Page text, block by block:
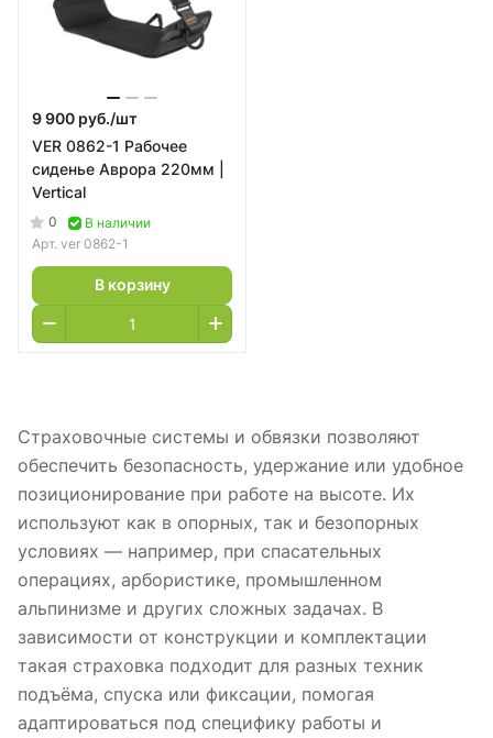
9 900 руб./шт
VER 0862-1 Рабочее
сиденье Аврора 220мм |
Vertical
0
В наличии
Арт. ver 0862-1
В корзину
Страховочные системы и обвязки позволяют
обеспечить безопасность, удержание или удобное
позиционирование при работе на высоте. Их
используют как в опорных, так и безопорных
условиях — например, при спасательных
операциях, арбористике, промышленном
альпинизме и других сложных задачах. В
зависимости от конструкции и комплектации
такая страховка подходит для разных техник
подъёма, спуска или фиксации, помогая
адаптироваться под специфику работы и